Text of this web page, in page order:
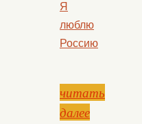
Я
люблю
Россию
читать
далее